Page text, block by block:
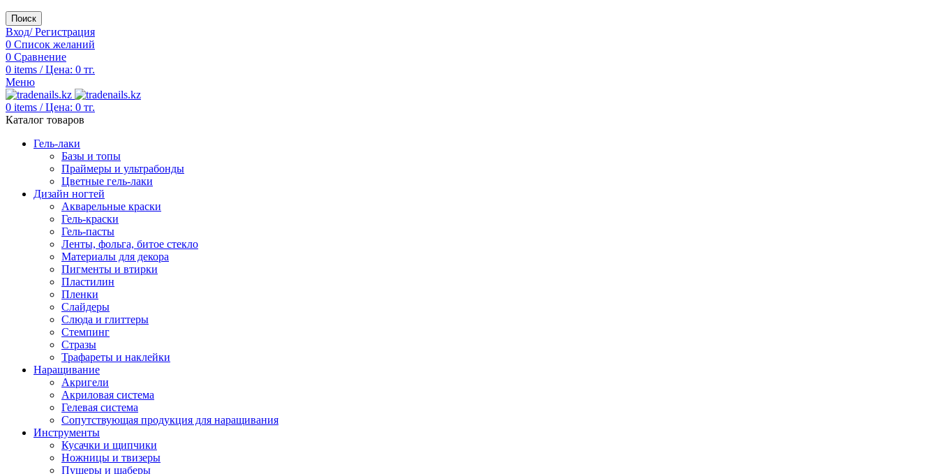
Поиск
Вход/ Регистрация
0 Список желаний
0 Сравнение
0 items / Цена: 0 тг.
Меню
0 items / Цена: 0 тг.
Каталог товаров
Гель-лаки
Базы и топы
Праймеры и ультрабонды
Цветные гель-лаки
Дизайн ногтей
Акварельные краски
Гель-краски
Гель-пасты
Ленты, фольга, битое стекло
Материалы для декора
Пигменты и втирки
Пластилин
Пленки
Слайдеры
Слюда и глиттеры
Стемпинг
Стразы
Трафареты и наклейки
Наращивание
Акригели
Акриловая система
Гелевая система
Сопутствующая продукция для наращивания
Инструменты
Кусачки и щипчики
Ножницы и твизеры
Пушеры и шаберы